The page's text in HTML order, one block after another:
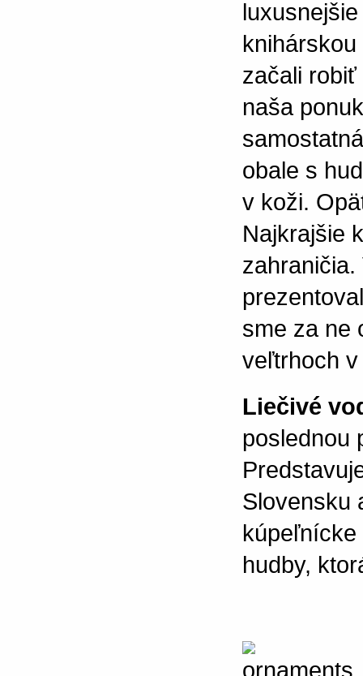
začali
naša
obale s
v koži.
Najkrajšie
sme za ne
veľtrhoch v
Liečivé
poslednou
Slovensku
kúpeľnícke
hudby,